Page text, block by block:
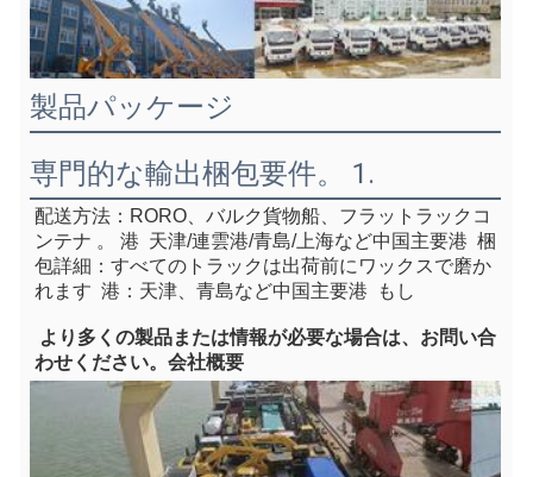
製品パッケージ
専門的な輸出梱包要件。 1.
配送方法：RORO、バルク貨物船、フラットラックコ
ンテナ 。 港  天津/連雲港/青島/上海など中国主要港
  梱
包詳細：すべてのトラックは出荷前にワックスで磨か
れます  港：天津、青島など中国主要港
もし
わせください。 会社概要